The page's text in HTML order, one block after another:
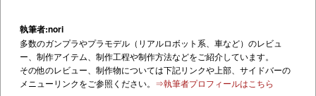
執筆者:nori
多数のガンプラやプラモデル（リアルロボット系、車など）のレビュ
ー、制作アイテム、制作工程や制作方法などをご紹介しています。
その他のレビュー、制作物については下記リンクや上部、サイドバーの
メニューリンクをご参照ください。 ⇒執筆者プロフィールはこちら